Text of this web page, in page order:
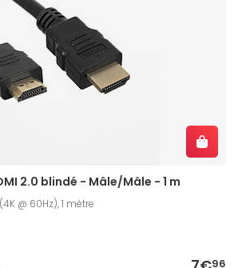
2.0 blindé - Mâle/Mâle - 1 m
@ 60Hz), 1 mètre
96